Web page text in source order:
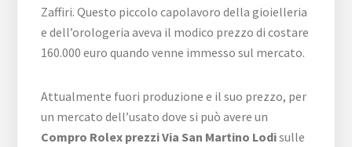
Zaffiri. Questo piccolo capolavoro della gioielleria
e dell’orologeria aveva il modico prezzo di costare
160.000 euro quando venne immesso sul mercato.
Attualmente fuori produzione e il suo prezzo, per
un mercato dell’usato dove si può avere un
Compro Rolex prezzi Via San Martino Lodisulle